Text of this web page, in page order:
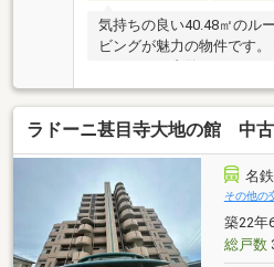
気持ちの良い40.48㎡のル
ビングが魅力の物件です
ラドーニ甚目寺大地の館 中
名
その他の
築22年
総戸数